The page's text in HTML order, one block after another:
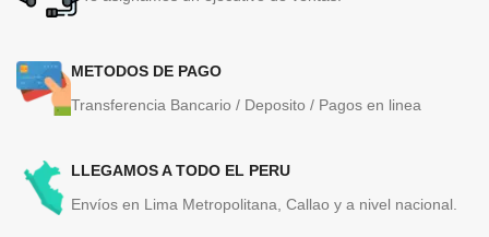
METODOS DE PAGO
Transferencia Bancario / Deposito / Pagos en linea
LLEGAMOS A TODO EL PERU
Envíos en Lima Metropolitana, Callao y a nivel nacional.